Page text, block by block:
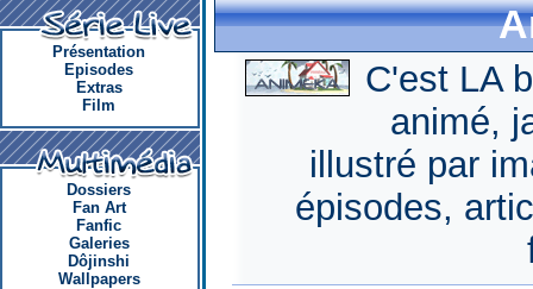
Présentation
Episodes
Extras
Film
Dossiers
Fan Art
Fanfic
Galeries
Dôjinshi
Wallpapers
C'est LA
animé,
illustré par
épisodes,